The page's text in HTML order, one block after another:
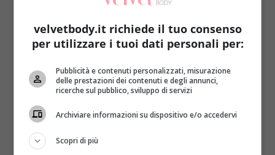
come quelli del calciatore Cristiano Ronaldo? Il
segreto per...
Read More
velvetbody.it richiede il tuo consenso
per utilizzare i tuoi dati personali per:
Pubblicità e contenuti personalizzati, misurazione
delle prestazioni dei contenuti e degli annunci,
ricerche sul pubblico, sviluppo di servizi
Archiviare informazioni su dispositivo e/o accedervi
Scopri di più